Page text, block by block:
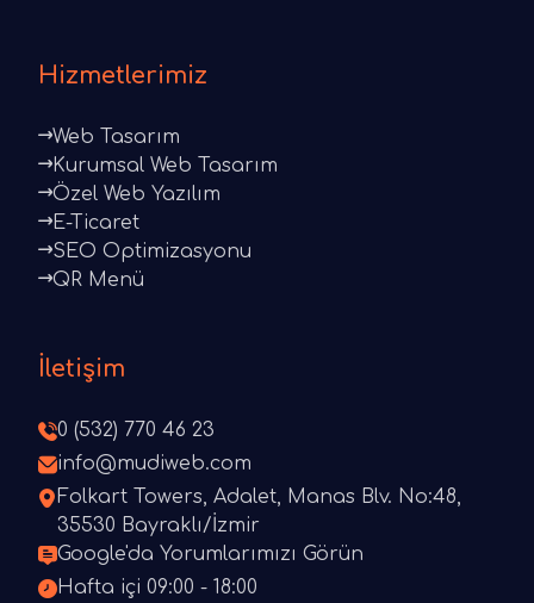
Hizmetlerimiz
Web Tasarım
Kurumsal Web Tasarım
Özel Web Yazılım
E-Ticaret
SEO Optimizasyonu
QR Menü
İletişim
0 (532) 770 46 23
info@mudiweb.com
Folkart Towers, Adalet, Manas Blv. No:48,
35530 Bayraklı/İzmir
Google'da Yorumlarımızı Görün
Hafta içi 09:00 - 18:00